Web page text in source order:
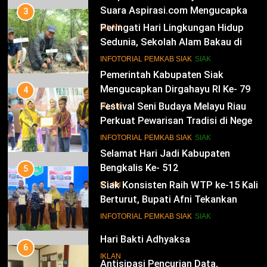
Mengucapkan Dirgahayu RI Ke- 79
IKLAN
14
Selamat Hari Jadi Kabupaten
Bengkalis Ke- 512
IKLAN
15
Hari Bakti Adhyaksa
16
Selamat Hari Pajak
IKLAN
3
Peringati Hari Lingkungan Hidup
Sedunia, Sekolah Alam Bakau di
Siak Cetak Generasi Penjaga
Pesisir
INFOTORIAL PEMKAB SIAK SIAK
4
Festival Seni Budaya Melayu Riau
Perkuat Pewarisan Tradisi di Negeri
Istana
INFOTORIAL PEMKAB SIAK SIAK
5
Siak Konsisten Raih WTP ke-15 Kali
Berturut, Bupati Afni Tekankan
Penguatan Tata Kelola Keuangan
INFOTORIAL PEMKAB SIAK SIAK
6
Antisipasi Pencurian Data,